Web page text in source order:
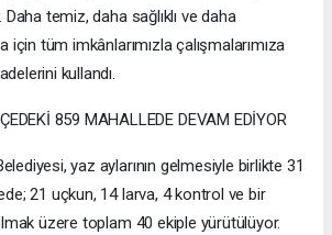
Daha temiz, daha sağlıklı ve daha
için tüm imkânlarımızla çalışmalarımıza
kullandı.
859 MAHALLEDE DEVAM EDİYOR
yaz aylarının gelmesiyle birlikte 31
21 uçkun, 14 larva, 4 kontrol ve bir
üzere toplam 40 ekiple yürütülüyor.